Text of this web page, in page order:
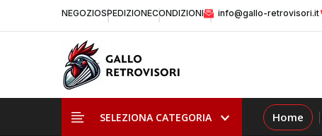
NEGOZIOSPEDIZIONECONDIZIONI info@gallo-retrovisori.it
SELEZIONA CATEGORIA Home